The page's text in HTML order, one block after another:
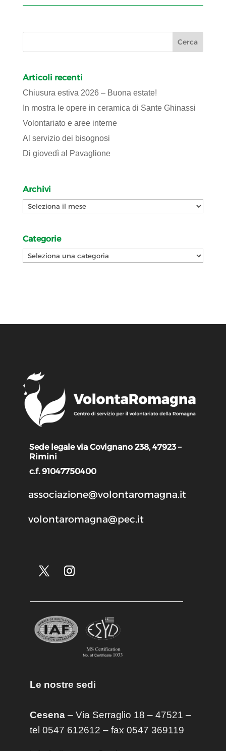
Articoli recenti
Chiusura estiva 2026 – Buona estate!
In mostra le opere in ceramica di Sante Ghinassi
Volontariato e aree interne
Al servizio dei bisognosi
Di giovedì al Pavaglione
Archivi
Archivi
Categorie
Categorie
Sede legale via Covignano 238, 47923 –
Rimini
c.f. 91047750400
associazione@volontaromagna.it
volontaromagna@pec.it
Le nostre sedi
Cesena– Via Serraglio 18 – 47521 –
tel 0547 612612 – fax 0547 369119